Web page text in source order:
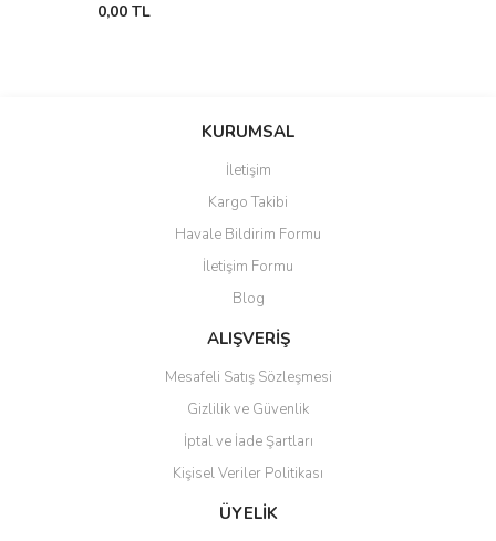
0,00 TL
KURUMSAL
İletişim
Kargo Takibi
Havale Bildirim Formu
İletişim Formu
Blog
ALIŞVERİŞ
Mesafeli Satış Sözleşmesi
Gizlilik ve Güvenlik
İptal ve İade Şartları
Kişisel Veriler Politikası
ÜYELİK